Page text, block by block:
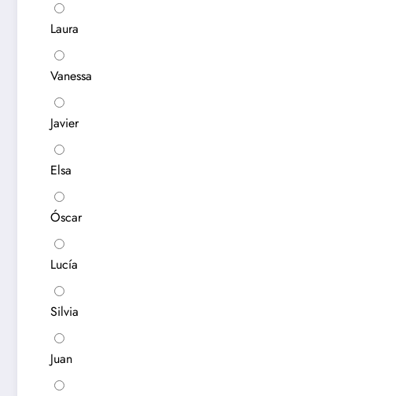
Laura
Vanessa
Javier
Elsa
Óscar
Lucía
Silvia
Juan